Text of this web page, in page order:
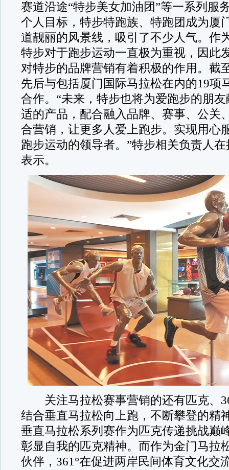
赛道沿途“特步美女加油团”等一系列服
个人目标，特步特跑族、特跑团成为厦
道靓丽的风景线，吸引了不少人气。作
特步对于跑步运动一直极为重视，因此
对特步的品牌营销有着积极的作用。截
先后与包括厦门国际马拉松在内的19项
合作。“未来，特步也将为爱跑步的朋
适的产品，配合融入品牌、赛事、公关
合营销，让更多人爱上跑步。实现用心
跑步运动的领导者。”特步相关负责人
表示。
关注马拉松赛事营销的还有匹克、
结合垂直马拉松向上跑，不断攀登的精
垂直马拉松系列赛作为匹克传递挑战巅
彰显自我的匹克精神。而作为金门马拉
伙伴，361°在促进两岸民间体育文化交